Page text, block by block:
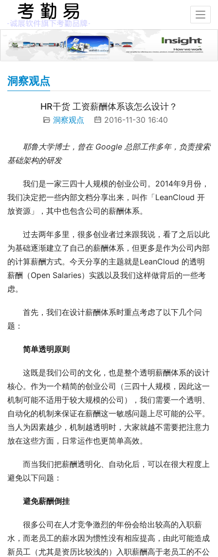
洞察观点
HR干货 工资薪酬体系该怎么设计？
洞察观点 2016-11-30 16:40
耶鲁大学博士，曾在 Google 总部工作多年，负责搜索
基础架构的研发
我们是一家三四十人规模的创业公司。2014年9月份，
我们决定把一些内部文档分享出来，叫作「LeanCloud 开
放资源」，其中也包含公司的薪酬体系。
过去两年多里，很多创业者过来跟我说，看了之后以此
为基础逐渐建立了自己的薪酬体系，但更多是作为公司内部
的计算薪酬方式。今天分享的主题就是LeanCloud 的透明
薪酬（Open Salaries）实践以及我们这样做背后的一些考
虑。
首先，我们在设计薪酬体系时重点考虑了以下几个问
题：
简单透明原则
这既是我们公司的文化，也是整个透明薪酬体系的设计
核心。作为一个精简的创业公司（三四十人规模，因此这一
机制可能不适用于较大规模的公司），我们需要一个透明、
自动化的机制来保证在薪酬这一敏感问题上尽可能的公平。
当人为因素越少，机制越透明时，大家就越不需要把注意力
放在这些方面，日常运作也更简单高效。
而当我们把薪酬透明化、自动化后，可以在很大程度上
避免以下问题：
避免薪酬倒挂
很多公司在人才竞争激烈的年份会给出较高的入职薪
水，而老员工的薪水因为惯性没有相应提高，由此可能造成
新员工（尤其是资历比较浅的）入职薪酬高于老员工的不公